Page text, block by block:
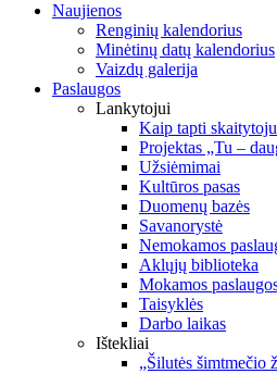
Naujienos
Renginių kalendorius
Minėtinų datų kalendorius
Vaizdų galerija
Paslaugos
Lankytojui
Kaip tapti skaitytoju
Projektas „Tu –
Užsiėmimai
Kultūros pasas
Duomenų bazės
Savanorystė
Nemokamos
Aklųjų biblioteka
Mokamos
Taisyklės
Darbo laikas
Ištekliai
„Šilutės šimtmečio